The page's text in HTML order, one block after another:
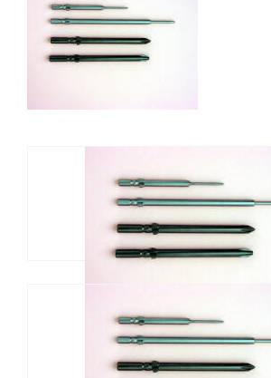
PHILLIPS HIOS KLINGOR - H5-FÄSTE
HIOS phillipsklingor med H5-fäste.